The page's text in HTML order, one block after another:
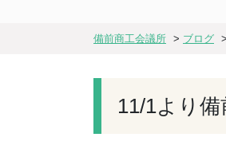
備前商工会議所 > ブログ >
11/1より